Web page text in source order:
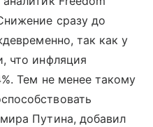
сразу до
так как у
что инфляция
Тем не менее такому
Путина, добавил